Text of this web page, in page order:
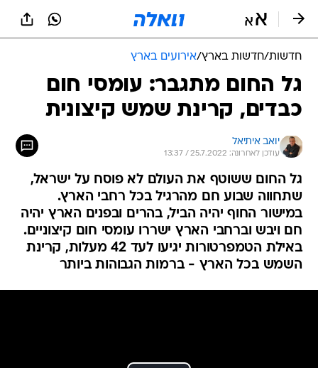
חדשות/חדשות בארץ/אירועים בארץ
גל החום מתגבר: עומסי חום
כבדים, קרינת שמש קיצונית
יואב איתיאל
עודכן לאחרונה: 25.7.2022 / 13:37
גל החום ששוטף את העולם לא פוסח על ישראל,
שתחווה שבוע חם מהרגיל בכל רחבי הארץ.
במישור החוף יהיה הביל, בהרים ובפנים הארץ יהיה
חם ויבש וברחבי הארץ ישררו עומסי חום קיצוניים.
באילת הטמפרטורות יגיעו לעד 42 מעלות, קרינת
השמש בכל הארץ - ברמות הגבוהות ביותר